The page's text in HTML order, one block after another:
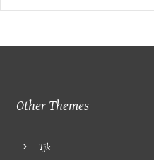
Other Themes
Tjk